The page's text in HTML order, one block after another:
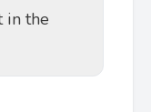
in the